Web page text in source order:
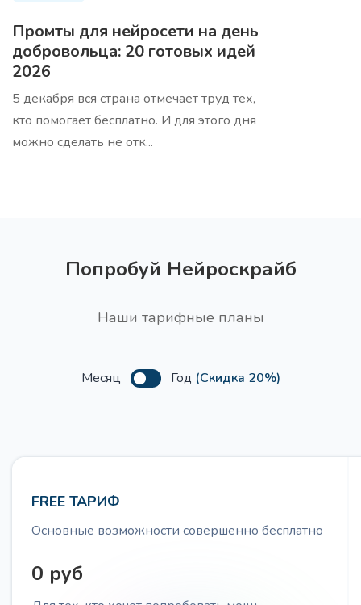
20 заголовков вебинара
20 заголовков для вебинара по вашей теме, для
привлечения внимания аудитории
Получите темы для целевой аудитории, чтобы
создать контент, который будет привлекать и
PASTOR (Проблема, Анализ, Свидетельства,
Промты для нейросети на день
добровольца: 20 готовых идей
2026
5 декабря вся страна отмечает труд тех,
кто помогает бесплатно. И для этого дня
можно сделать не отк...
Попробуй Нейроскрайб
Наши тарифные планы
Месяц Год (Скидка 20%)
FREE ТАРИФ
Основные возможности совершенно бесплатно
0 руб